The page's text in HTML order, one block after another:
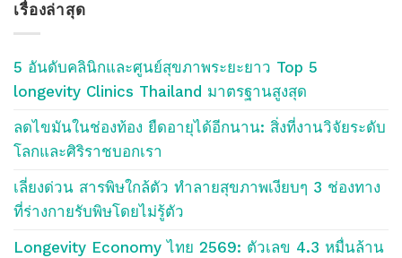
บลอค
Blog
เรื่องล่าสุด
5 อันดับคลินิกและศูนย์สุขภาพระยะยาว Top 5
longevity Clinics Thailand มาตรฐานสูงสุด
ลดไขมันในช่องท้อง ยืดอายุได้อีกนาน: สิ่งที่งานวิจัยระดับ
โลกและศิริราชบอกเรา
เลี่ยงด่วน สารพิษใกล้ตัว ทำลายสุขภาพเงียบๆ 3 ช่องทาง
ที่ร่างกายรับพิษโดยไม่รู้ตัว
Longevity Economy ไทย 2569: ตัวเลข 4.3 หมื่นล้าน